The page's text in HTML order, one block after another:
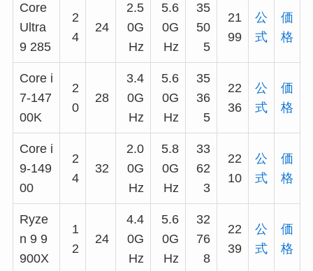
Core
Ultra
9 285
2
4
24
2.5
0G
Hz
5.6
0G
Hz
35
50
5
21
99
公
式
価
格
Core i
7-147
00K
2
0
28
3.4
0G
Hz
5.6
0G
Hz
35
36
5
22
36
公
式
価
格
Core i
9-149
00
2
4
32
2.0
0G
Hz
5.8
0G
Hz
33
62
3
22
10
公
式
価
格
Ryze
n 9 9
900X
1
2
24
4.4
0G
Hz
5.6
0G
Hz
32
76
8
22
39
公
式
価
格